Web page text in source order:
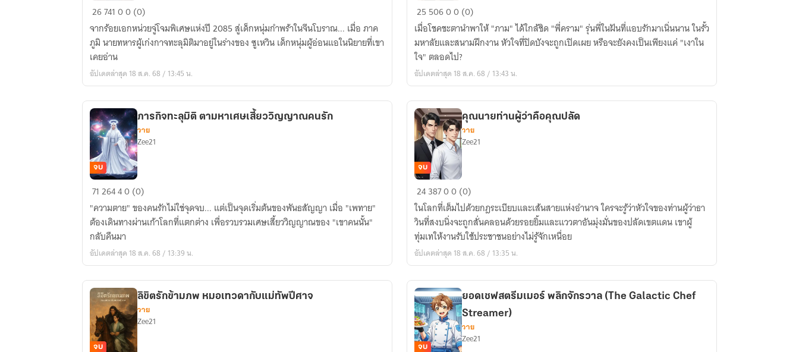
พลิก
พลิก
รัก
2674100 (0)
จากร้อยเอกหน่วยจู่โจมพิเศษแห่งปี 2085 สู่เด็กหนุ่มกำพร้าในจีนโบราณ... เมื่อ ภาค
ภูมิ นายทหารผู้เก่งกาจทะลุมิติมาอยู่ในร่างของ ซูเหวิน เด็กหนุ่มผู้อ่อนแอในนิยายที่เขา
เคยอ่าน
อัปเดตล่าสุด 18 ส.ค. 68 / 13:45 น.
"เงา
ในใจ"
25 50600 (0)
เมื่อโชคชะตานำพาให้ "ภาม" ได้ใกล้ชิด "พี่คราม" รุ่นพี่ในฝันที่แอบรักมาเนิ่นนาน ในรั้ว
มหาลัยและสนามฝึกงาน หัวใจที่ปิดบังจะถูกเปิดเผย หรือจะยังคงเป็นเพียงแค่ "เงาใน
ใจ" ตลอดไป?
อัปเดตล่าสุด 18 ส.ค. 68 / 13:43 น.
ภารกิจ
มิติ
ตาม
หา
เศษ
วิญญาณ
คน
รัก
จบ
ภารกิจทะลุมิติ ตามหาเศษเสี้ยววิญญาณคนรัก
วาย
Zee21
7126440 (0)
"ความตาย" ของคนรักไม่ใช่จุดจบ... แต่เป็นจุดเริ่มต้นของพันธสัญญา เมื่อ "เพทาย"
ต้องเดินทางผ่านเก้าโลกที่แตกต่าง เพื่อรวบรวมเศษเสี้ยววิญญาณของ "เขาคนนั้น"
กลับคืนมา
อัปเดตล่าสุด 18 ส.ค. 68 / 13:39 น.
คุณนาย
ท่าน
ผู้
ว่า
คือ
คุณ
จบ
คุณนายท่านผู้ว่าคือคุณปลัด
วาย
Zee21
2438700 (0)
ในโลกที่เต็มไปด้วยกฎระเบียบและเส้นสายแห่งอำนาจ ใครจะรู้ว่าหัวใจของท่านผู้ว่าธา
วินที่สงบนิ่งจะถูกสั่นคลอนด้วยรอยยิ้มและแววตาอันมุ่งมั่นของปลัดเขตแดน เขาผู้
ทุ่มเทให้งานรับใช้ประชาชนอย่างไม่รู้จักเหนื่อย
อัปเดตล่าสุด 18 ส.ค. 68 / 13:35 น.
จบ
ลิขิตรักข้ามภพ หมอเทวดากับแม่ทัพปีศาจ
วาย
Zee21
จบ
ยอดเชฟสตรีมเมอร์ พลิกจักรวาล (The Galactic Chef
Streamer)
วาย
Zee21